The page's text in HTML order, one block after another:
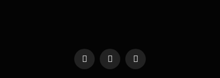
Facebook
X
Instagram